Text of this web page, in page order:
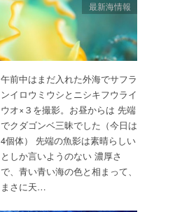
最新海情報
午前中はまだ入れた外海でサフラ
ンイロウミウシとニシキフウライ
ウオ×３を撮影。お昼からは 先端
でクダゴンベ三昧でした（今日は
4個体） 先端の魚影は素晴らしい
としか言いようのない 濃厚さ
で、青い青い海の色と相まって、
まさに天…